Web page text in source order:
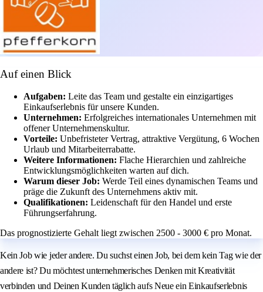
Auf einen Blick
Aufgaben: Leite das Team und gestalte ein einzigartiges
Einkaufserlebnis für unsere Kunden.
Unternehmen: Erfolgreiches internationales Unternehmen mit
offener Unternehmenskultur.
Vorteile: Unbefristeter Vertrag, attraktive Vergütung, 6 Wochen
Urlaub und Mitarbeiterrabatte.
Weitere Informationen: Flache Hierarchien und zahlreiche
Entwicklungsmöglichkeiten warten auf dich.
Warum dieser Job: Werde Teil eines dynamischen Teams und
präge die Zukunft des Unternehmens aktiv mit.
Qualifikationen: Leidenschaft für den Handel und erste
Führungserfahrung.
Das prognostizierte Gehalt liegt zwischen 2500 - 3000 € pro Monat.
Kein Job wie jeder andere. Du suchst einen Job, bei dem kein Tag wie der
andere ist? Du möchtest unternehmerisches Denken mit Kreativität
verbinden und Deinen Kunden täglich aufs Neue ein Einkaufserlebnis